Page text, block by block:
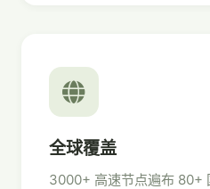
全球覆盖
3000+ 高速节点遍布 80+